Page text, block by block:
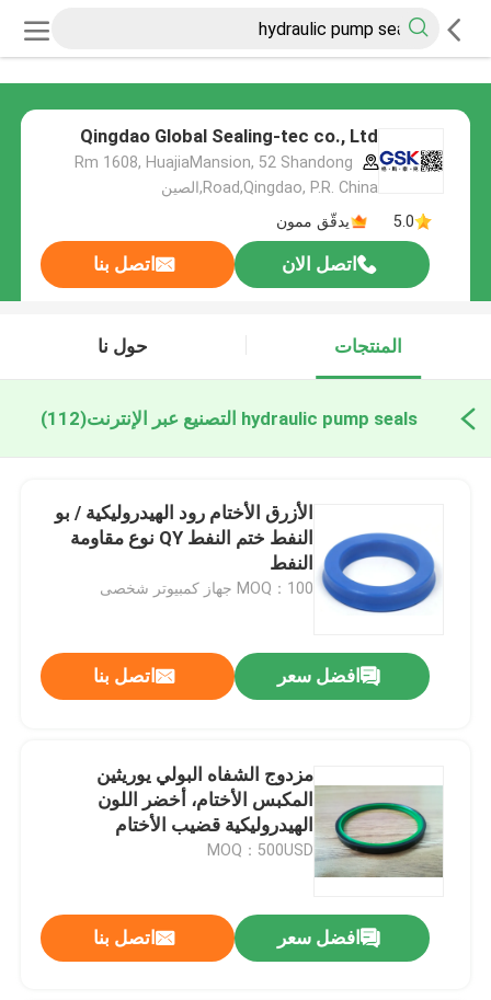
Qingdao Global Sealing-tec co., Ltd
Rm 1608, HuajiaMansion, 52 Shandong
Road,Qingdao, P.R. China,الصين
5.0
يدقّق ممون
اتصل الان اتصل بنا
المنتجات حول نا
hydraulic pump seals التصنيع عبر الإنترنت (112)
الأزرق الأختام رود الهيدروليكية / بو
النفط ختم النفط QY نوع مقاومة
النفط
MOQ：100 جهاز كمبيوتر شخصى
افضل سعر اتصل بنا
مزدوج الشفاه البولي يوريثين
المكبس الأختام، أخضر اللون
الهيدروليكية قضيب الأختام
MOQ：500USD
افضل سعر اتصل بنا